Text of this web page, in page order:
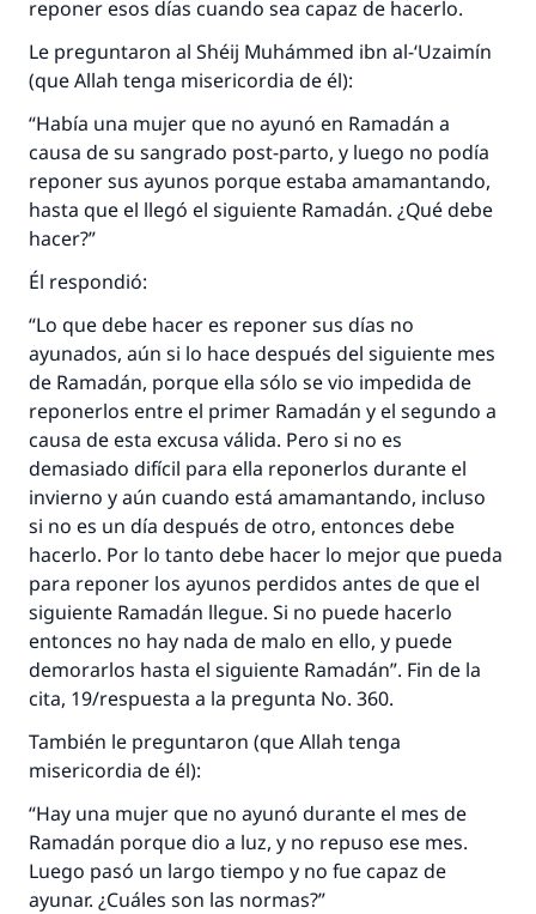
reponer esos días cuando sea capaz de hacerlo.
Le preguntaron al Shéij Muhámmed ibn al-‘Uzaimín
(que Allah tenga misericordia de él):
“Había una mujer que no ayunó en Ramadán a
causa de su sangrado post-parto, y luego no podía
reponer sus ayunos porque estaba amamantando,
hasta que el llegó el siguiente Ramadán. ¿Qué debe
hacer?”
Él respondió:
“Lo que debe hacer es reponer sus días no
ayunados, aún si lo hace después del siguiente mes
de Ramadán, porque ella sólo se vio impedida de
reponerlos entre el primer Ramadán y el segundo a
causa de esta excusa válida. Pero si no es
demasiado difícil para ella reponerlos durante el
invierno y aún cuando está amamantando, incluso
si no es un día después de otro, entonces debe
hacerlo. Por lo tanto debe hacer lo mejor que pueda
para reponer los ayunos perdidos antes de que el
siguiente Ramadán llegue. Si no puede hacerlo
entonces no hay nada de malo en ello, y puede
demorarlos hasta el siguiente Ramadán”. Fin de la
cita, 19/respuesta a la pregunta No. 360.
También le preguntaron (que Allah tenga
misericordia de él):
“Hay una mujer que no ayunó durante el mes de
Ramadán porque dio a luz, y no repuso ese mes.
Luego pasó un largo tiempo y no fue capaz de
ayunar. ¿Cuáles son las normas?”
La respuesta no. 110845 salvó un
matrimonio.
Desde la Q hasta la A, su contribución ayuda a
IslamQA.